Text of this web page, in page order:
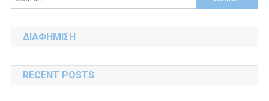
for:
ΔΙΑΦΗΜΙΣΗ
RECENT POSTS